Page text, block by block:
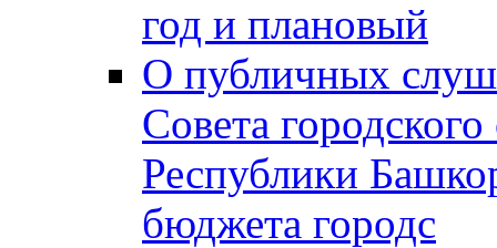
год и плановый
О публичных
Совета
Республики
бюджета городс